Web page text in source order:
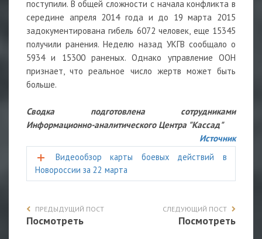
поступили. В общей сложности с начала конфликта в
середине апреля 2014 года и до 19 марта 2015
задокументирована гибель 6072 человек, еще 15345
получили ранения. Неделю назад УКГВ сообщало о
5934 и 15300 раненых. Однако управление ООН
признает, что реальное число жертв может быть
больше.
Сводка подготовлена сотрудниками
Информационно-аналитического Центра "Кассад"
Источник
Видеообзор карты боевых действий в
Новороссии за 22 марта
ПРЕДЫДУЩИЙ ПОСТ
Посмотреть
СЛЕДУЮЩИЙ ПОСТ
Посмотреть